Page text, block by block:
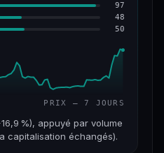
97
48
50
PRIX — 7 JOURS
%), appuyé par volume
capitalisation échangés).